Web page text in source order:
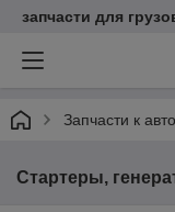
запчасти для
Запчасти к
Стартеры,